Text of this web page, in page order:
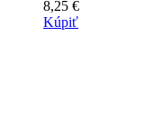
8,25 €
Kúpiť